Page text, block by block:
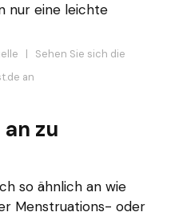
nur eine leichte
| Sehen Sie sich die
an
zu
so ähnlich an wie
Menstruations- oder